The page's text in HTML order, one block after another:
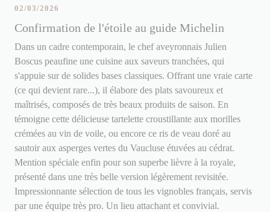
Confirmation de l'étoile au guide Michelin
02/03/2026
Dans un cadre contemporain, le chef aveyronnais Julien
Boscus peaufine une cuisine aux saveurs tranchées, qui
s'appuie sur de solides bases classiques. Offrant une vraie carte
(ce qui devient rare...), il élabore des plats savoureux et
maîtrisés, composés de très beaux produits de saison. En
témoigne cette délicieuse tartelette croustillante aux morilles
crémées au vin de voile, ou encore ce ris de veau doré au
sautoir aux asperges vertes du Vaucluse étuvées au cédrat.
Mention spéciale enfin pour son superbe lièvre à la royale,
présenté dans une très belle version légèrement revisitée.
Impressionnante sélection de tous les vignobles français, servis
par une équipe très pro. Un lieu attachant et convivial.